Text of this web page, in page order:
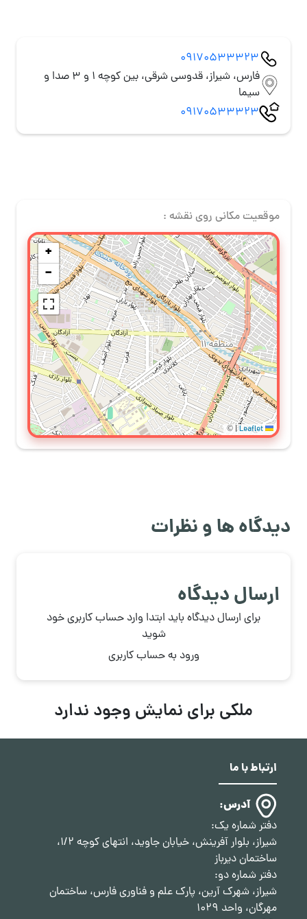
09170533323
فارس، شیراز، قدوسی شرقی، بین کوچه 1 و 3 صدا و
سیما
09170533323
موقعیت مکانی روی نقشه :
+
−
|
©
دیدگاه ها و نظرات
ارسال دیدگاه
برای ارسال دیدگاه باید ابتدا وارد حساب کاربری خود
شوید
ورود به حساب کاربری
ملکی برای نمایش وجود ندارد
ارتباط با ما
آدرس:
دفتر شماره یک:
شیراز، بلوار آفرینش، خیابان جاوید، انتهای کوچه 1/2،
ساختمان دیرباز
دفتر شماره دو:
شیراز، شهرک آرین، پارک علم و فناوری فارس، ساختمان
مهرگان، واحد 1029